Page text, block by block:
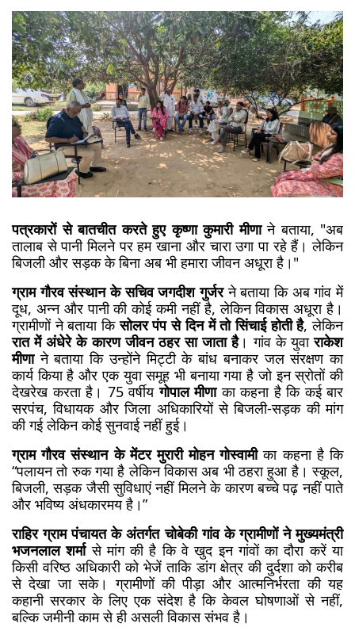
पत्रकारों से बातचीत करते हुए कृष्णा कुमारी मीणा ने बताया, "अब
तालाब से पानी मिलने पर हम खाना और चारा उगा पा रहे हैं। लेकिन
बिजली और सड़क के बिना अब भी हमारा जीवन अधूरा है।"
ग्राम गौरव संस्थान के सचिव जगदीश गुर्जर ने बताया कि अब गांव में
दूध, अन्न और पानी की कोई कमी नहीं है, लेकिन विकास अधूरा है।
ग्रामीणों ने बताया कि सोलर पंप से दिन में तो सिंचाई होती है
, लेकिन
रात में अंधेरे के कारण जीवन ठहर सा जाता है। गांव के युवा राकेश
मीणा ने बताया कि उन्होंने मिट्टी के बांध बनाकर जल संरक्षण का
कार्य किया है और एक युवा समूह भी बनाया गया है जो इन स्रोतों की
देखरेख करता है। 75 वर्षीय गोपाल मीणा का कहना है कि कई बार
सरपंच, विधायक और जिला अधिकारियों से बिजली-सड़क की मांग
की गई लेकिन कोई सुनवाई नहीं हुई।
ग्राम गौरव संस्थान के मेंटर मुरारी मोहन गोस्वामी का कहना है कि
“पलायन तो रुक गया है लेकिन विकास अब भी ठहरा हुआ है। स्कूल,
बिजली, सड़क जैसी सुविधाएं नहीं मिलने के कारण बच्चे पढ़ नहीं पाते
और भविष्य अंधकारमय है।”
राहिर ग्राम पंचायत के अंतर्गत चोबेकी गांव के ग्रामीणों ने मुख्यमंत्री
भजनलाल शर्मा से मांग की है कि वे खुद इन गांवों का दौरा करें या
किसी वरिष्ठ अधिकारी को भेजें ताकि डांग क्षेत्र की दुर्दशा को करीब
से देखा जा सके। ग्रामीणों की पीड़ा और आत्मनिर्भरता की यह
कहानी सरकार के लिए एक संदेश है कि केवल घोषणाओं से नहीं,
बल्कि जमीनी काम से ही असली विकास संभव है।